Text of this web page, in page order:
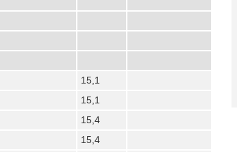
15,1
15,1
15,4
15,4